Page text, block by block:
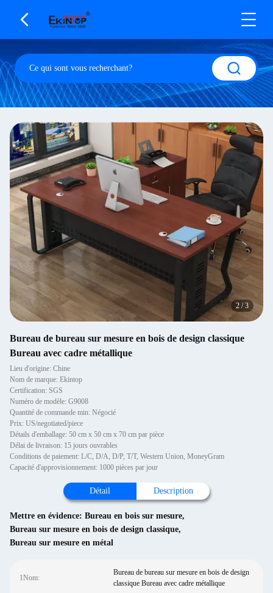
2 /3
Bureau de bureau sur mesure en bois de design classique
Bureau avec cadre métallique
Lieu d'origine: Chine
Nom de marque: Ekintop
Certification: SGS
Numéro de modèle: G9008
Quantité de commande min: Négocié
Prix: US/negotiated/piece
Détails d'emballage: 50 cm x 50 cm x 70 cm par pièce
Délai de livraison: 15 jours ouvrables
Conditions de paiement: L/C, D/A, D/P, T/T, Western Union, MoneyGram
Capacité d'approvisionnement: 1000 pièces par jour
Détail Description
Mettre en évidence: Bureau en bois sur mesure,
Bureau sur mesure en bois de design classique,
Bureau sur mesure en métal
1Nom:
Bureau de bureau sur mesure en bois de design
classique Bureau avec cadre métallique